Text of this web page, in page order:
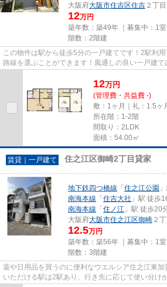
大阪府大阪市住吉区住吉 ２丁目
12万円
築年数：築49年 ｜募集中： 1室
階数：2階建
この物件は駅から徒歩5分の一戸建てです！2駅利
路線を選ぶことができます！風通しの良い一戸建
12万円
(管理費・共益費 -)
敷：1ヶ月｜礼：1.5ヶ
所在階：1-2階
間取り：2LDK
面積：54.00㎡
賃貸｜一戸建て 住之江区御崎2丁目貸家
地下鉄四つ橋線 「 住之江公園
南海本線 「 住吉大社 」駅 徒歩
南海本線 「 住ノ江 」駅 徒歩20
大阪府大阪市住之江区御崎 ２
12.5万円
築年数：築56年 ｜募集中： 1室
階数：3階建
薬や日用品を買うのに便利なウエルシア住之江東
いただける駅は2駅あり、行き先に応じて使い分け